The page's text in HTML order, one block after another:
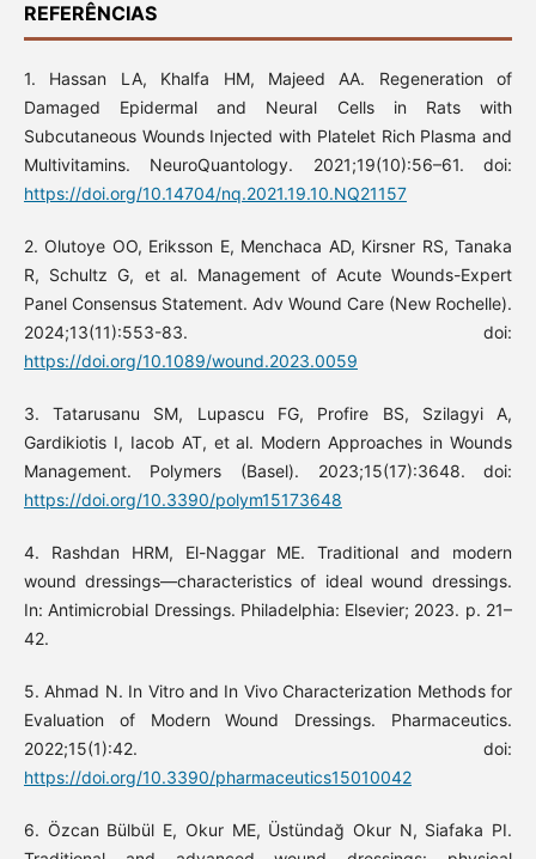
REFERÊNCIAS
1. Hassan LA, Khalfa HM, Majeed AA. Regeneration of
Damaged Epidermal and Neural Cells in Rats with
Subcutaneous Wounds Injected with Platelet Rich Plasma and
Multivitamins. NeuroQuantology. 2021;19(10):56–61. doi:
https://doi.org/10.14704/nq.2021.19.10.NQ21157
2. Olutoye OO, Eriksson E, Menchaca AD, Kirsner RS, Tanaka
R, Schultz G, et al. Management of Acute Wounds-Expert
Panel Consensus Statement. Adv Wound Care (New Rochelle).
2024;13(11):553-83. doi:
https://doi.org/10.1089/wound.2023.0059
3. Tatarusanu SM, Lupascu FG, Profire BS, Szilagyi A,
Gardikiotis I, Iacob AT, et al. Modern Approaches in Wounds
Management. Polymers (Basel). 2023;15(17):3648. doi:
https://doi.org/10.3390/polym15173648
4. Rashdan HRM, El-Naggar ME. Traditional and modern
wound dressings—characteristics of ideal wound dressings.
In: Antimicrobial Dressings. Philadelphia: Elsevier; 2023. p. 21–
42.
5. Ahmad N. In Vitro and In Vivo Characterization Methods for
Evaluation of Modern Wound Dressings. Pharmaceutics.
2022;15(1):42. doi:
https://doi.org/10.3390/pharmaceutics15010042
6. Özcan Bülbül E, Okur ME, Üstündağ Okur N, Siafaka PI.